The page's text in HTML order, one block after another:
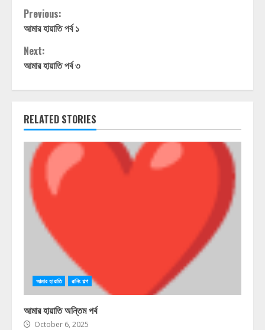
Continue
Reading
Previous:
আমার হায়াতি পর্ব ১
Next:
আমার হায়াতি পর্ব ৩
RELATED STORIES
আমার হায়াতি রানিং গল্প
আমার হায়াতি অন্তিম পর্ব
October 6, 2025